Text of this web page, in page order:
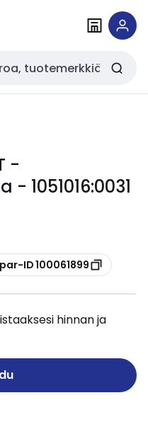
-
1051016:0031
ID 100061899
hinnan ja